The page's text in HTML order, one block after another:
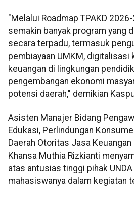
"Melalui Roadmap TPAKD
semakin banyak program yang
secara terpadu, termasuk
pembiayaan UMKM, digitalisasi
keuangan di lingkungan
pengembangan ekonomi
potensi daerah," demikian
Asisten Manajer Bidang
Edukasi, Perlindungan
Daerah Otoritas Jasa Keuangan
Khansa Muthia Rizkianti
atas antusias tinggi pihak
mahasiswanya dalam kegiatan